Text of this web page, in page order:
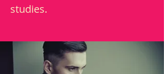
studies.